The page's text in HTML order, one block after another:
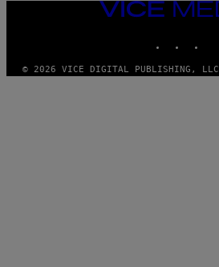
VICE
MEDIA
© 2026 VICE DIGITAL PUBLISHING, LLC